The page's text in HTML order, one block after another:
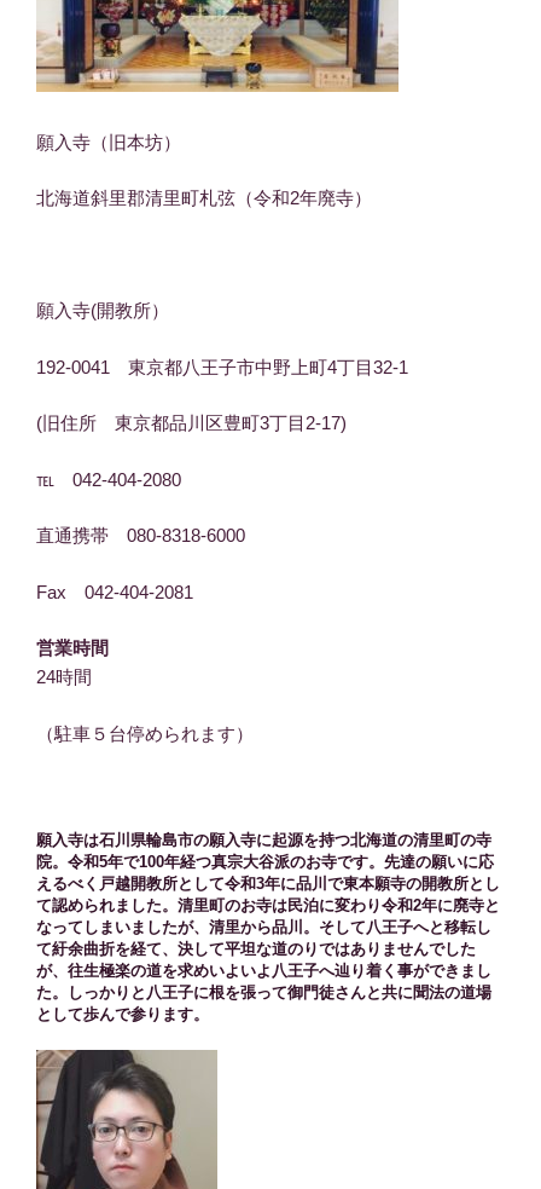
願入寺（旧本坊）
北海道斜里郡清里町札弦（令和2年廃寺）
願入寺(開教所）
192-0041 東京都八王子市中野上町4丁目32-1
(旧住所 東京都品川区豊町3丁目2-17)
℡ 042-404-2080
直通携帯 080-8318-6000
Fax 042-404-2081
営業時間
24時間
（駐車５台停められます）
願入寺は石川県輪島市の願入寺に起源を持つ北海道の清里町の寺
院。令和5年で100年経つ真宗大谷派のお寺です。先達の願いに応
えるべく戸越開教所として令和3年に品川で東本願寺の開教所とし
て認められました。清里町のお寺は民泊に変わり令和2年に廃寺と
なってしまいましたが、清里から品川。そして八王子へと移転し
て紆余曲折を経て、決して平坦な道のりではありませんでした
が、往生極楽の道を求めいよいよ八王子へ辿り着く事ができまし
た。しっかりと八王子に根を張って御門徒さんと共に聞法の道場
として歩んで参ります。